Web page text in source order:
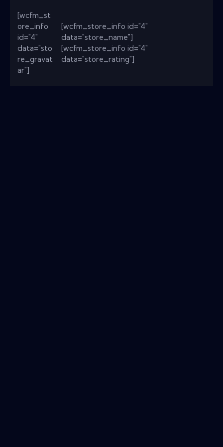
[wcfm_st
ore_info
id="4"
data="sto
re_gravat
ar"]
[wcfm_store_info id="4"
data="store_name"]
[wcfm_store_info id="4"
data="store_rating"]